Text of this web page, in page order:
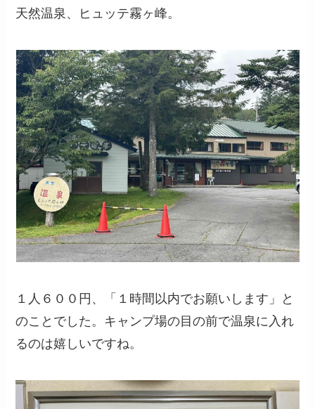
天然温泉、ヒュッテ霧ヶ峰。
１人６００円、「１時間以内でお願いします」と
のことでした。キャンプ場の目の前で温泉に入れ
るのは嬉しいですね。